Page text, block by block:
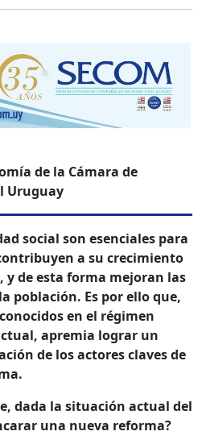
de la Cámara de
Uruguay
social son esenciales para
a su crecimiento
y de esta forma mejoran las
población. Es por ello que,
en el régimen
apremia lograr un
de los actores claves de
dada la situación actual del
una nueva reforma?